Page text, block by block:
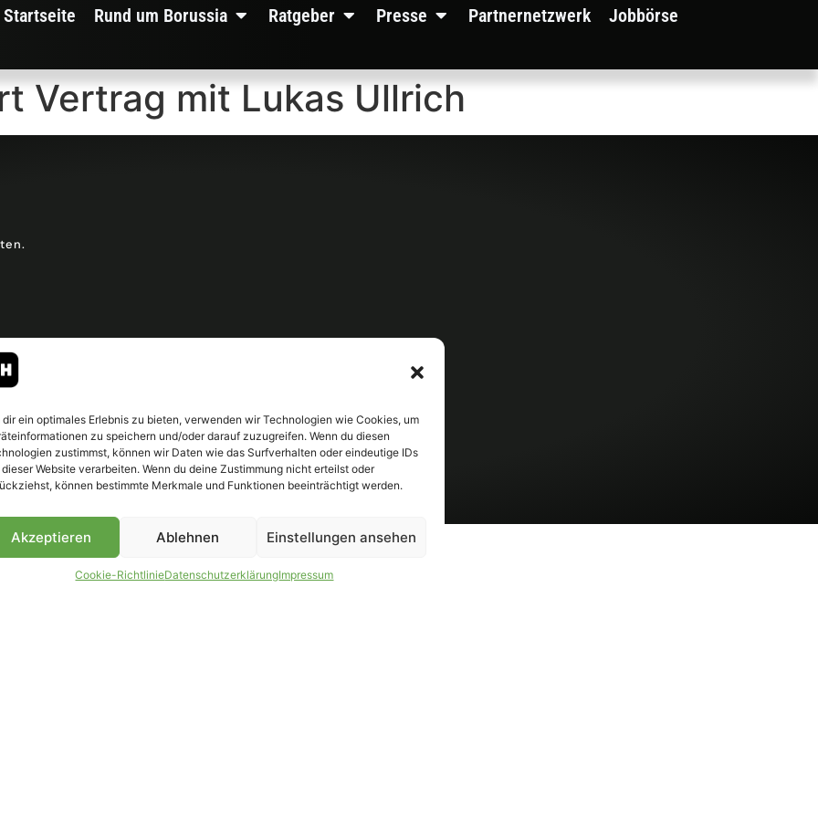
dir ein optimales Erlebnis zu bieten, verwenden wir Technologien wie Cookies, um
zu speichern und/oder darauf zuzugreifen. Wenn du diesen
zustimmst, können wir Daten wie das Surfverhalten oder eindeutige IDs
Website verarbeiten. Wenn du deine Zustimmung nicht erteilst oder
können bestimmte Merkmale und Funktionen beeinträchtigt werden.
Akzeptieren Ablehnen Einstellungen ansehen
Cookie-RichtlinieDatenschutzerklärungImpressum
Startseite Rund um Borussia Ratgeber Presse Partnernetzwerk Jobbörse
Vertrag mit Lukas Ullrich